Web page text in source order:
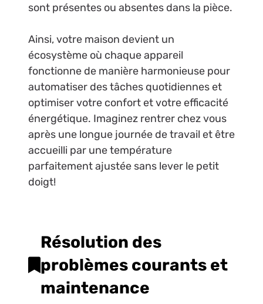
sont présentes ou absentes dans la pièce.
Ainsi, votre maison devient un
écosystème où chaque appareil
fonctionne de manière harmonieuse pour
automatiser des tâches quotidiennes et
optimiser votre confort et votre efficacité
énergétique. Imaginez rentrer chez vous
après une longue journée de travail et être
accueilli par une température
parfaitement ajustée sans lever le petit
doigt!
Résolution des
problèmes courants et
maintenance